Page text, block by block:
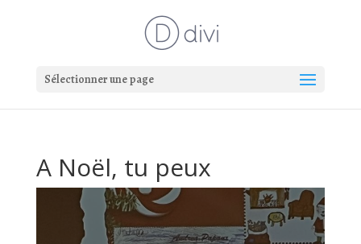
Sélectionner une page
A Noël, tu peux